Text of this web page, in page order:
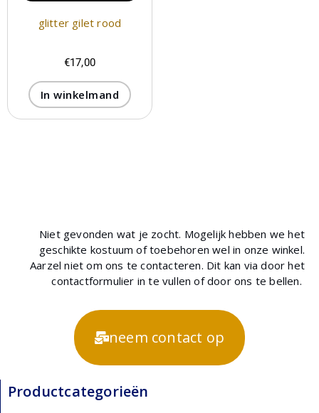
glitter gilet rood
€17,00
In winkelmand
Niet gevonden wat je zocht. Mogelijk hebben we het
geschikte kostuum of toebehoren wel in onze winkel.
Aarzel niet om ons te contacteren. Dit kan via door het
contactformulier in te vullen of door ons te bellen.
neem contact op
Productcategorieën